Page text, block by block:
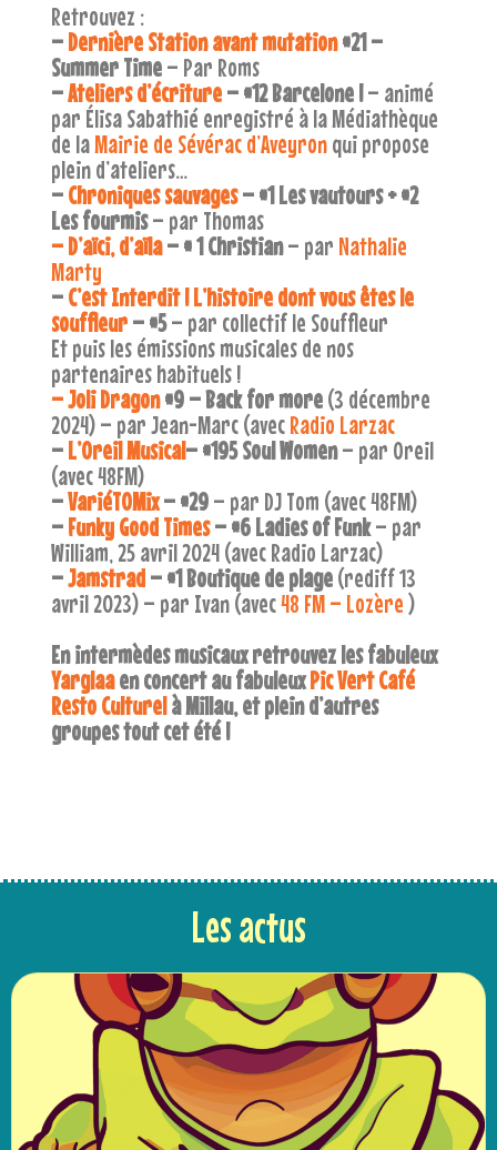
Retrouvez :
–Dernière Station avant mutation#21 –
Summer Time– Par Roms
–Ateliers d’écriture– #12 Barcelone !– animé
par Élisa Sabathié enregistré à la Médiathèque
de laMairie de Sévérac d’Aveyronqui propose
plein d’ateliers…
–Chroniques sauvages– #1 Les vautours + #2
Les fourmis– par Thomas
– D’aïci, d’aïla– # 1 Christian– par Nathalie
Marty
–C’est Interdit ! L’histoire dont vous êtes le
souffleur– #5– par collectif le Souffleur
Et puis les émissions musicales de nos
partenaires habituels !
– Joli Dragon#9 – Back for more(3 décembre
2024) – par Jean-Marc (avecRadio Larzac
–L’Oreil Musical– #195 Soul Women– par Oreil
(avec 48FM)
–VariéTOMix– #29– par DJ Tom (avec 48FM)
–Funky Good Times– #6 Ladies of Funk– par
William, 25 avril 2024 (avec Radio Larzac)
–Jamstrad– #1 Boutique de plage(rediff 13
avril 2023) – par Ivan (avec48 FM – Lozère)
En intermèdes musicaux retrouvez les fabuleux
Yarglaaen concert au fabuleuxPic Vert Café
Resto Culturelà Millau, et plein d’autres
groupes tout cet été !
Les actus